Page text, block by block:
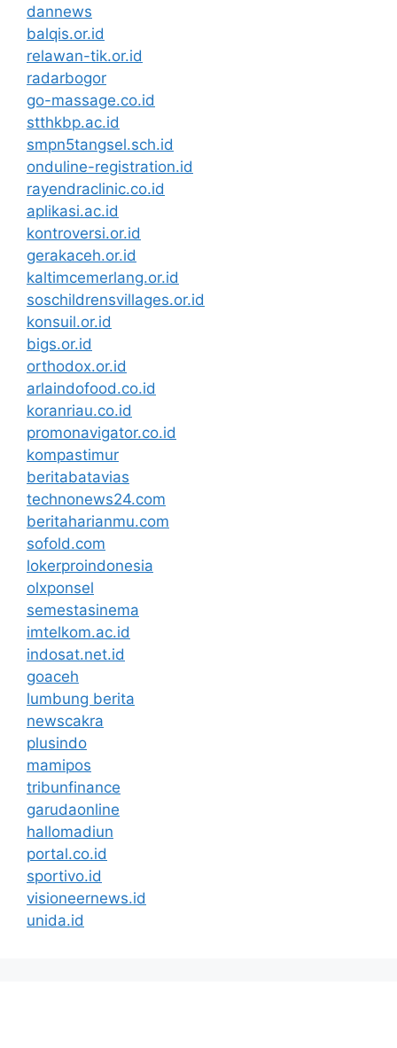
dannews
balqis.or.id
relawan-tik.or.id
radarbogor
go-massage.co.id
stthkbp.ac.id
smpn5tangsel.sch.id
onduline-registration.id
rayendraclinic.co.id
aplikasi.ac.id
kontroversi.or.id
gerakaceh.or.id
kaltimcemerlang.or.id
soschildrensvillages.or.id
konsuil.or.id
bigs.or.id
orthodox.or.id
arlaindofood.co.id
koranriau.co.id
promonavigator.co.id
kompastimur
beritabatavias
technonews24.com
beritaharianmu.com
sofold.com
lokerproindonesia
olxponsel
semestasinema
imtelkom.ac.id
indosat.net.id
goaceh
lumbung berita
newscakra
plusindo
mamipos
tribunfinance
garudaonline
hallomadiun
portal.co.id
sportivo.id
visioneernews.id
unida.id